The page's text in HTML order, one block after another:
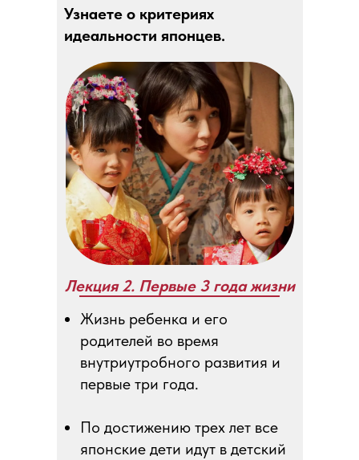
Узнаете о критериях
идеальности японцев.
Лекция 2. Первые 3 года жизни
Жизнь ребенка и его
родителей во время
внутриутробного развития и
первые три года.
По достижению трех лет все
японские дети идут в детский